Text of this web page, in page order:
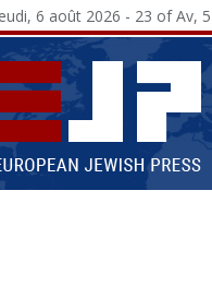
6 août 2026 - 23 of Av,